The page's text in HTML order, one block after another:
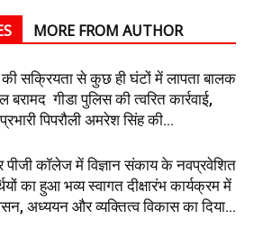
MORE FROM AUTHOR
सक्रियता से कुछ ही घंटों में लापता बालक
गीडा पुलिस की त्वरित कार्रवाई,
पिपरौली अमरेश सिंह की...
कॉलेज में विज्ञान संकाय के नवप्रवेशित
का हुआ भव्य स्वागत दीक्षारंभ कार्यक्रम में
अध्ययन और व्यक्तित्व विकास का दिया...